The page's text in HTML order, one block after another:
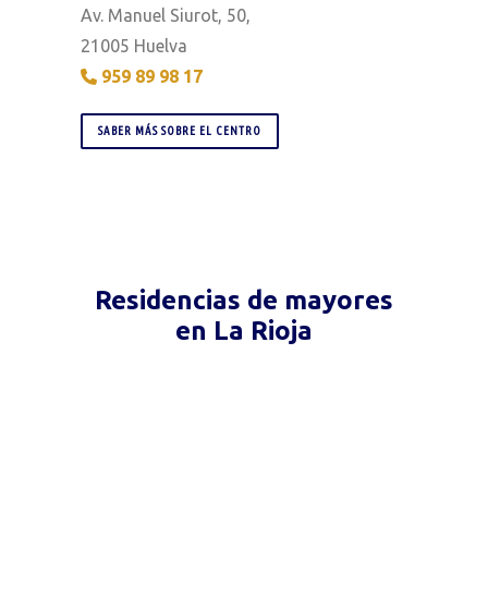
Av. Manuel Siurot, 50,
21005 Huelva
959 89 98 17
SABER MÁS SOBRE EL CENTRO
Residencias de mayores
en La Rioja